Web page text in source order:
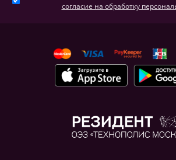
согласие на обработку